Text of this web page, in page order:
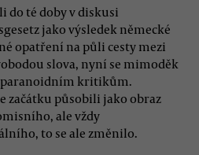
do té doby v diskusi
jako výsledek německé
opatření na půli cesty mezi
slova, nyní se mimoděk
paranoidním kritikům.
začátku působili jako obraz
ale vždy
to se ale změnilo.